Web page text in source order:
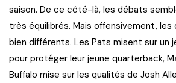
saison. De ce côté-là, les débats
très équilibrés. Mais offensivement, les
bien différents. Les Pats misent sur un
pour protéger leur jeune quarterback,
Buffalo mise sur les qualités de Josh